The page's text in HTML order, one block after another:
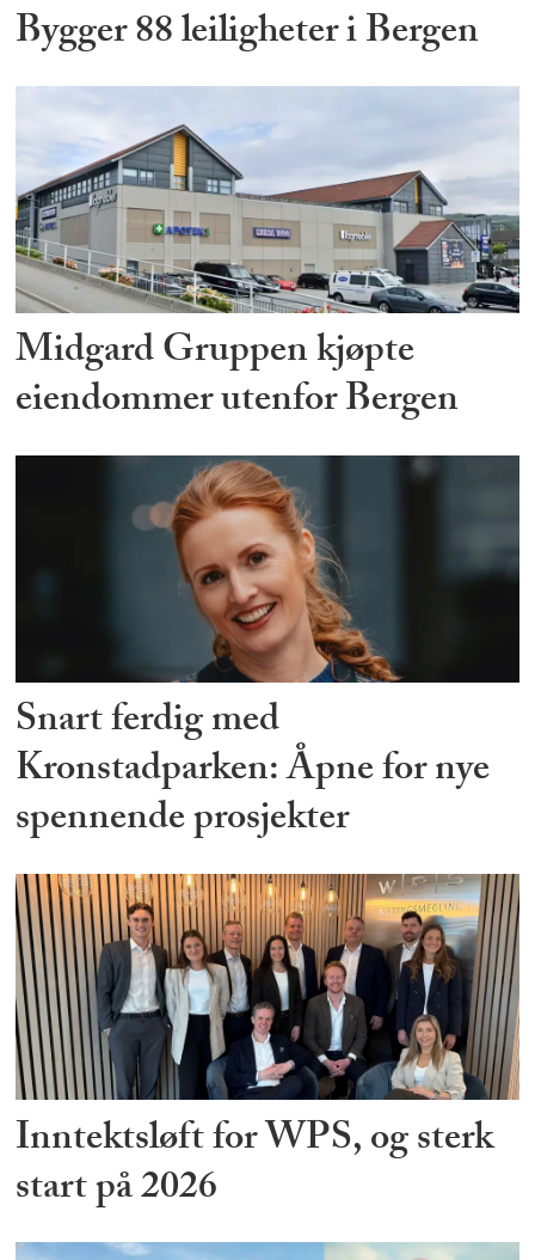
Bygger 88 leiligheter i Bergen
Midgard Gruppen kjøpte
eiendommer utenfor Bergen
Snart ferdig med
Kronstadparken: Åpne for nye
spennende prosjekter
Inntektsløft for WPS, og sterk
start på 2026